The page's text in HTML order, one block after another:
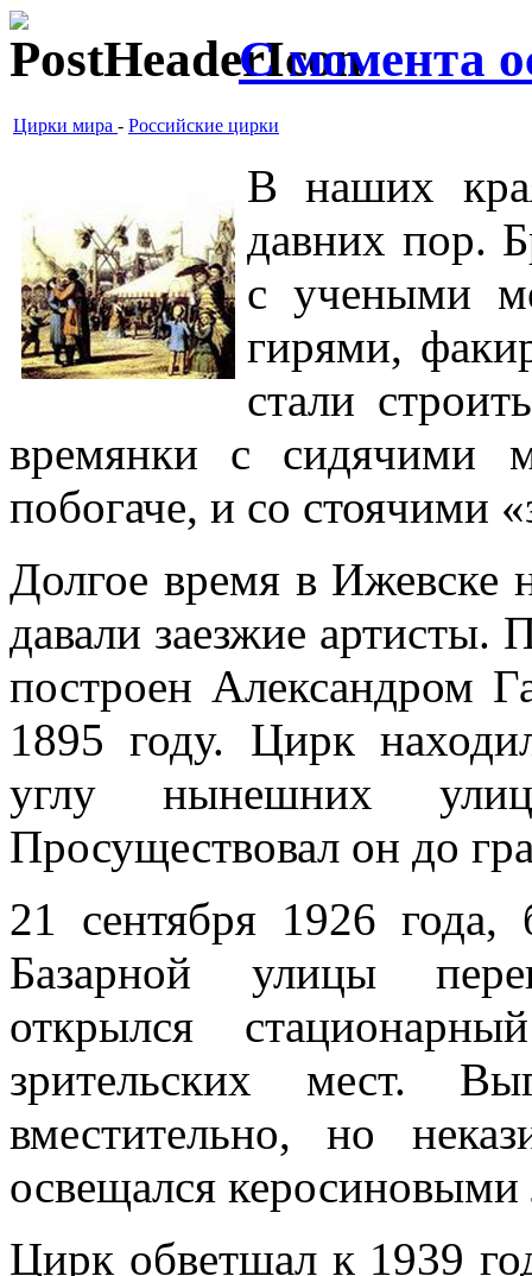
С момента
Цирки мира - Российские цирки
В наших
давних пор.
с учеными
гирями,
стали
времянки с сидячими
побогаче, и со стоячими
Долгое время в Ижевске
давали заезжие
построен Александром
1895 году. Цирк
углу нынешних
Просуществовал он до
21 сентября 1926
Базарной улицы
открылся
зрительских мест.
вместительно, но
освещался
Цирк обветшал к 1939